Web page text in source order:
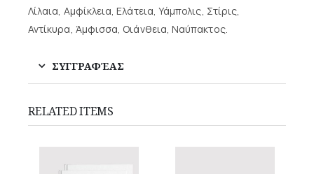
Λίλαια, Αμφίκλεια, Ελάτεια, Υάμπολις, Στίρις,
Αντίκυρα, Άμφισσα, Οιάνθεια, Ναύπακτος.
ΣΥΓΓΡΑΦΈΑΣ
RELATED ITEMS